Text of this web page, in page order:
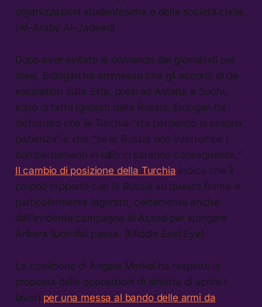
organizzazioni studentesche e della società civile.
(Al–Araby Al–Jadeed)
Dopo aver evitato le domande dei giornalisti per
mesi, Erdogan ha ammesso che gli accordi di de-
escalation sulla Siria, presi ad Astana e Sochi,
sono di fatto ignorati dalla Russia. Erdogan ha
dichiarato che la Turchia “sta perdendo la propria
pazienza” e che “se la Russia non interrompe i
bombardamenti in Idlib ci saranno conseguenze.”
Il cambio di posizione della Turchia indica che il
proprio rapporto con la Russia su questo fronte è
particolarmente logorato, certamente anche
dall’evidente campagna di Assad per spingere
Ankara fuori dal paese. (Middle East Eye)
La coalizione di Angela Merkel ha respinto la
proposta delle opposizioni di sinistra di aprire i
lavori per una messa al bando delle armi da